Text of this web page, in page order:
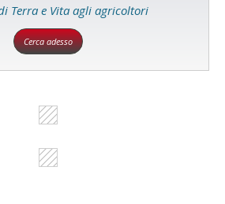
Terra e Vita agli agricoltori
Cerca adesso